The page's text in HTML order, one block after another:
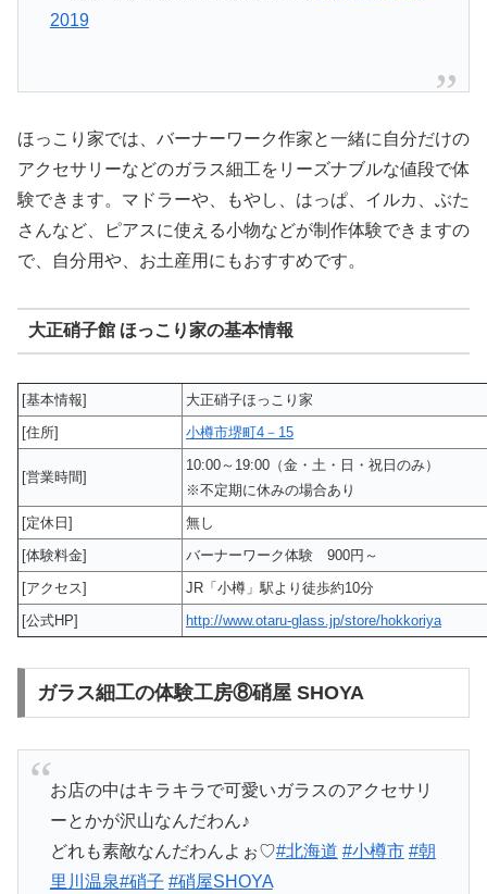
2019
ほっこり家では、バーナーワーク作家と一緒に自分だけの
アクセサリーなどのガラス細工をリーズナブルな値段で体
験できます。マドラーや、もやし、はっぱ、イルカ、ぶた
さんなど、ピアスに使える小物などが制作体験できますの
で、自分用や、お土産用にもおすすめです。
大正硝子館 ほっこり家の基本情報
[基本情報]
大正硝子ほっこり家
[住所]
小樽市堺町4－15
[営業時間]
10:00～19:00（金・土・日・祝日のみ）
※不定期に休みの場合あり
[定休日]
無し
[体験料金]
バーナーワーク体験 900円～
[アクセス]
JR「小樽」駅より徒歩約10分
[公式HP]
http://www.otaru-glass.jp/store/hokkoriya
ガラス細工の体験工房⑧硝屋 SHOYA
お店の中はキラキラで可愛いガラスのアクセサリ
ーとかが沢山なんだわん♪
どれも素敵なんだわんよぉ♡#北海道 #小樽市 #朝
里川温泉#硝子 #硝屋SHOYA